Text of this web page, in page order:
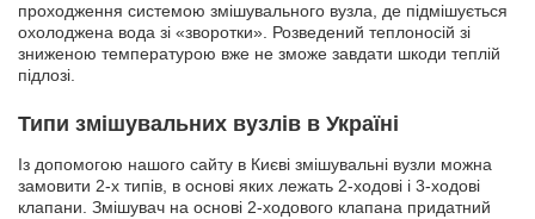
проходження системою змішувального вузла, де підмішується
охолоджена вода зі «зворотки». Розведений теплоносій зі
зниженою температурою вже не зможе завдати шкоди теплій
підлозі.
Типи змішувальних вузлів в Україні
Із допомогою нашого сайту в Києві змішувальні вузли можна
замовити 2-х типів, в основі яких лежать 2-ходові і 3-ходові
клапани. Змішувач на основі 2-ходового клапана придатний